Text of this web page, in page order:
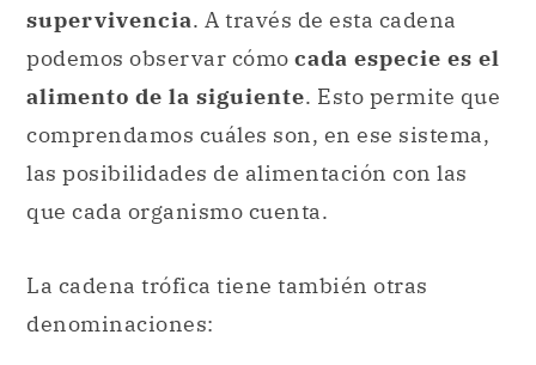
supervivencia. A través de esta cadena
podemos observar cómo cada especie es el
alimento de la siguiente. Esto permite que
comprendamos cuáles son, en ese sistema,
las posibilidades de alimentación con las
que cada organismo cuenta.
La cadena trófica tiene también otras
denominaciones: